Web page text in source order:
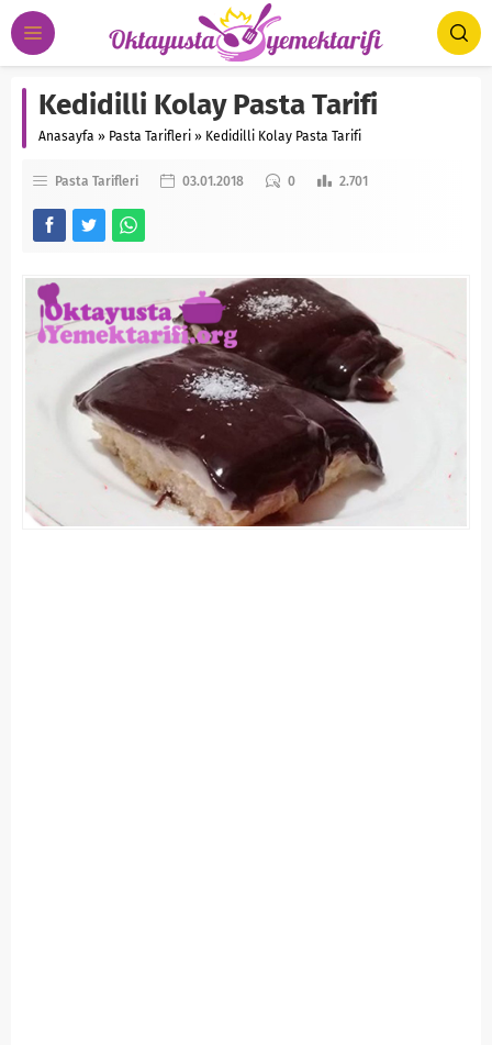
Kedidilli Kolay Pasta Tarifi
Anasayfa » Pasta Tarifleri » Kedidilli Kolay Pasta Tarifi
Pasta Tarifleri 03.01.2018 0 2.701